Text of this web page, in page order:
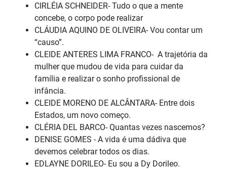
CIRLÉIA SCHNEIDER- Tudo o que a mente
concebe, o corpo pode realizar
CLÁUDIA AQUINO DE OLIVEIRA- Vou contar um
“causo”.
CLEIDE ANTERES LIMA FRANCO- A trajetória da
mulher que mudou de vida para cuidar da
família e realizar o sonho profissional de
infância.
CLEIDE MORENO DE ALCÂNTARA- Entre dois
Estados, um novo começo.
CLÉRIA DEL BARCO- Quantas vezes nascemos?
DENISE GOMES - A vida é uma dádiva que
devemos celebrar todos os dias.
EDLAYNE DORILEO- Eu sou a Dy Dorileo.